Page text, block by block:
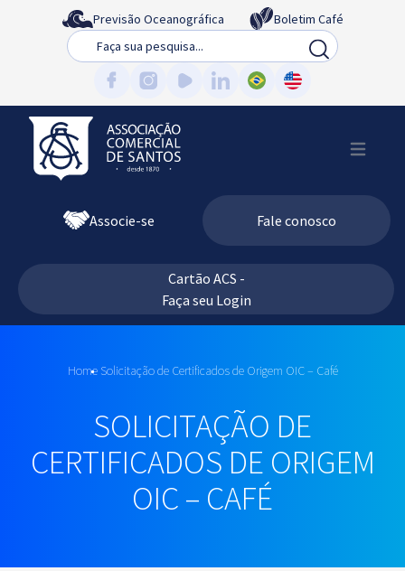
Previsão Oceanográfica
Boletim Café
Busca
Associe-se Fale conosco
Cartão ACS -
Faça seu Login
Home Solicitação de Certificados de Origem OIC – Café
SOLICITAÇÃO DE
CERTIFICADOS DE ORIGEM
OIC – CAFÉ